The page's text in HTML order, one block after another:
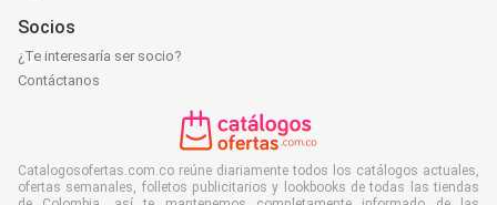
Socios
¿Te interesaría ser socio?
Contáctanos
Catalogosofertas.com.co reúne diariamente todos los catálogos actuales,
ofertas semanales, folletos publicitarios y lookbooks de todas las tiendas